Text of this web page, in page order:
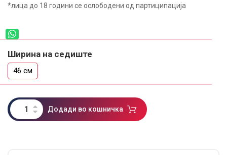
*лица до 18 години се ослободени од партиципација
Ширина на седиште
46 см
Додади во кошничка